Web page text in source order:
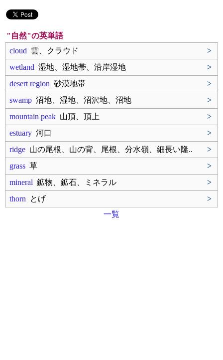
"自然"の英単語
cloud 雲、クラウド
>
wetland 湿地、湿地帯、沿岸湿地
>
desert region 砂漠地帯
>
swamp 沼地、湿地、沼沢地、沼地
>
mountain peak 山頂、頂上
>
estuary 河口
>
ridge 山の尾根、山の背、尾根、分水嶺、細長い隆..
>
grass 草
>
mineral 鉱物、鉱石、ミネラル
>
thorn とげ
>
一覧